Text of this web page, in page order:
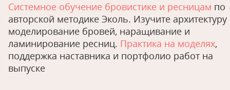
Системное обучение бровистике и ресницам по
авторской методике Эколь. Изучите архитектуру
моделирование бровей, наращивание и
ламинирование ресниц. Практика на моделях,
поддержка наставника и портфолио работ на
выпуске